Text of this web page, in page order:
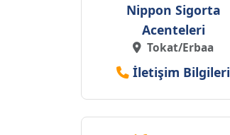
Nippon Sigorta
Acenteleri
Tokat/Erbaa
İletişim Bilgileri